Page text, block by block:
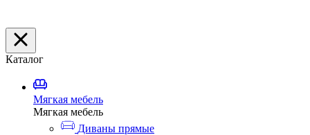
Каталог
Мягкая мебель
Мягкая мебель
Диваны прямые